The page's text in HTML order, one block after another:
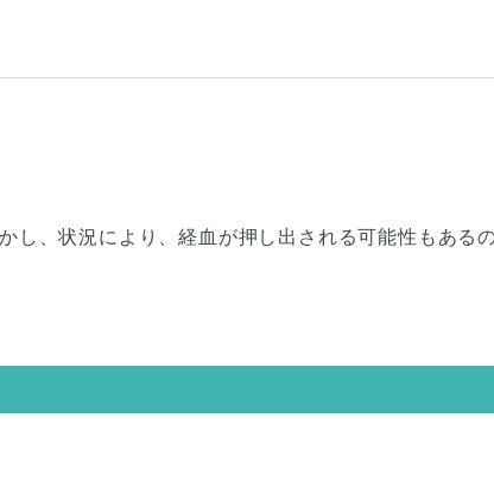
し、状況により、経血が押し出される可能性もある